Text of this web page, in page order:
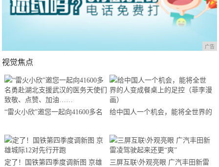
广告
视觉焦点
“雷火小欣”邀您一起向41600多名
敬、点赞、加油……
给中国人一个机会，能将全世界的
定了！国铁第四季度调新图 京雄
三屏互联\外观亮眼 广汽丰田新雷